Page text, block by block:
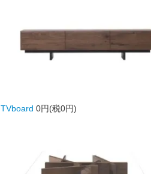
TVboard 0円(税0円)